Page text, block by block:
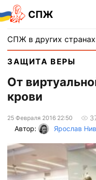
СПЖ
СПЖ в других
ЗАЩИТА ВЕРЫ
От
крови
25 Февраля 2016 22:50
Автор:
Ярослав